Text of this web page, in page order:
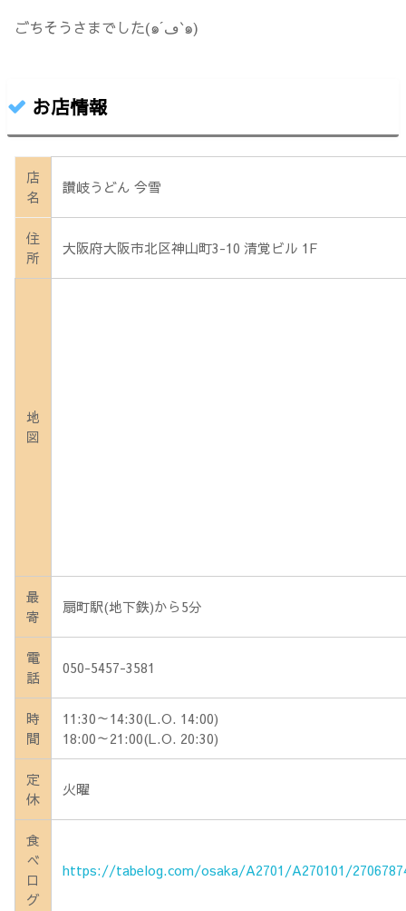
ごちそうさまでした(๑´ڡ`๑)
お店情報
店
名
讃岐うどん 今雪
住
所
大阪府大阪市北区神山町3-10 清覚ビル 1F
地
図
最
寄
扇町駅(地下鉄)から5分
電
話
050-5457-3581
時
間
11:30～14:30(L.O. 14:00)
18:00～21:00(L.O. 20:30)
定
休
火曜
食
べ
ロ
グ
https://tabelog.com/osaka/A2701/A270101/